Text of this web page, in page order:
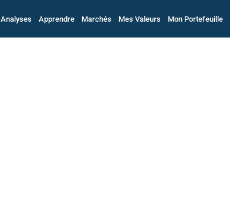
Analyses Apprendre Marchés Mes Valeurs Mon Portefeuille